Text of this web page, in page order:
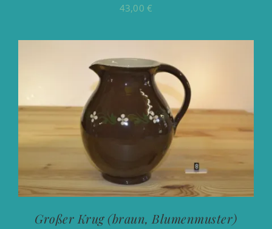
43,00€
Großer Krug (braun, Blumenmuster)